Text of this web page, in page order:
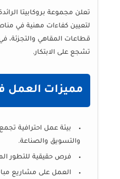
تعلن مجموعة بروكابيتا
لتعيين كفاءات مهنية في
قطاعات المقاهي والتجزئة،
تشجع على الابتكار.
مميزات العمل
بيئة عمل احترافية
والتسويق والصناعة.
فرص حقيقية للتطور
العمل على مشاريع